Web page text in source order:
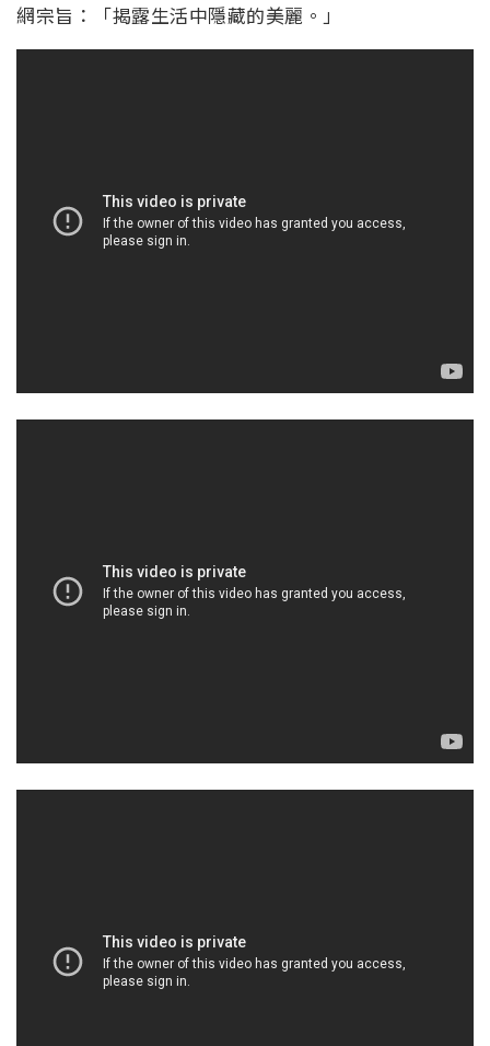
網宗旨：「揭露生活中隱藏的美麗。」